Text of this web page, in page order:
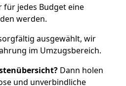
jedes Budget eine
werden.
ausgewählt, wir
im Umzugsbereich.
Dann holen
und unverbindliche